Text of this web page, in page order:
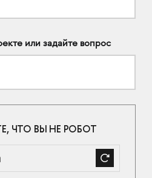
или задайте вопрос
ЧТО ВЫ НЕ РОБОТ